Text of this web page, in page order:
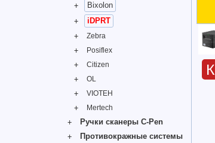
Bixolon
iDPRT
Zebra
Posiflex
Citizen
OL
VIOTEH
Mertech
Ручки сканеры C-Pen
Противокражные системы